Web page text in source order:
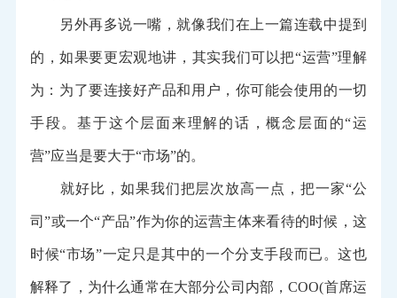
另外再多说一嘴，就像我们在上一篇连载中提到
的，如果要更宏观地讲，其实我们可以把“运营”理解
为：为了要连接好产品和用户，你可能会使用的一切
手段。基于这个层面来理解的话，概念层面的“运
营”应当是要大于“市场”的。
就好比，如果我们把层次放高一点，把一家“公
司”或一个“产品”作为你的运营主体来看待的时候，这
时候“市场”一定只是其中的一个分支手段而已。这也
解释了，为什么通常在大部分公司内部，COO(首席运